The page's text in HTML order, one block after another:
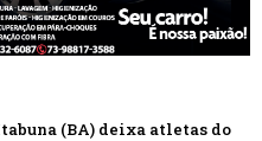
(BA) deixa atletas do